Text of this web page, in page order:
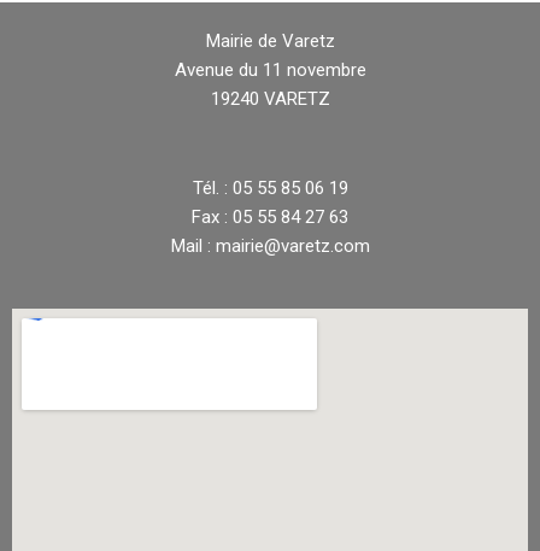
Mairie de Varetz
Avenue du 11 novembre
19240 VARETZ
Tél. : 05 55 85 06 19
Fax : 05 55 84 27 63
Mail : mairie@varetz.com